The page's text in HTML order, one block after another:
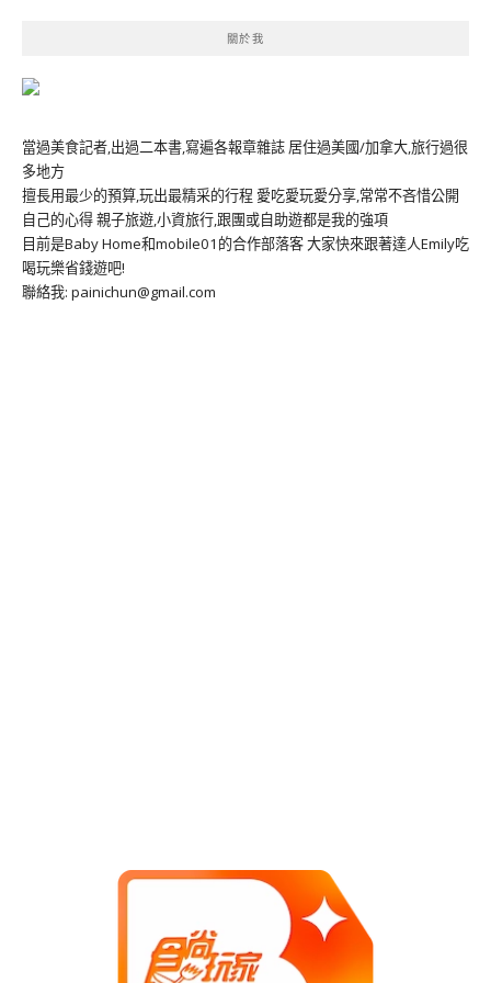
關於我
當過美食記者,出過二本書,寫遍各報章雜誌 居住過美國/加拿大,旅行過很
多地方
擅長用最少的預算,玩出最精采的行程 愛吃愛玩愛分享,常常不吝惜公開
自己的心得 親子旅遊,小資旅行,跟團或自助遊都是我的強項
目前是Baby Home和mobile01的合作部落客 大家快來跟著達人Emily吃
喝玩樂省錢遊吧!
聯絡我: painichun@gmail.com